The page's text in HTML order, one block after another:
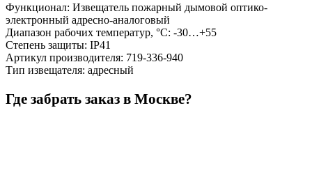
Функционал: Извещатель пожарный дымовой оптико-
электронный адресно-аналоговый
Диапазон рабочих температур, °С: -30…+55
Степень защиты: IP41
Артикул производителя: 719-336-940
Тип извещателя: адресный
Где забрать заказ в Москве?